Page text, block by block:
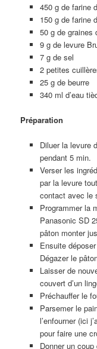
450 g de farine
150 g de farine
50 g de graines
9 g de levure
7 g de sel
2 petites
25 g de beurre
340 ml d’eau
Préparation
Diluer la levure
pendant 5 min.
Verser les
par la levure
contact avec le
Programmer la
Panasonic SD
pâton monter
Ensuite
Dégazer le
Laisser de
couvert d’un
Préchauffer le
Parsemer le
l’enfourner (ici
pour faire une
Donner un